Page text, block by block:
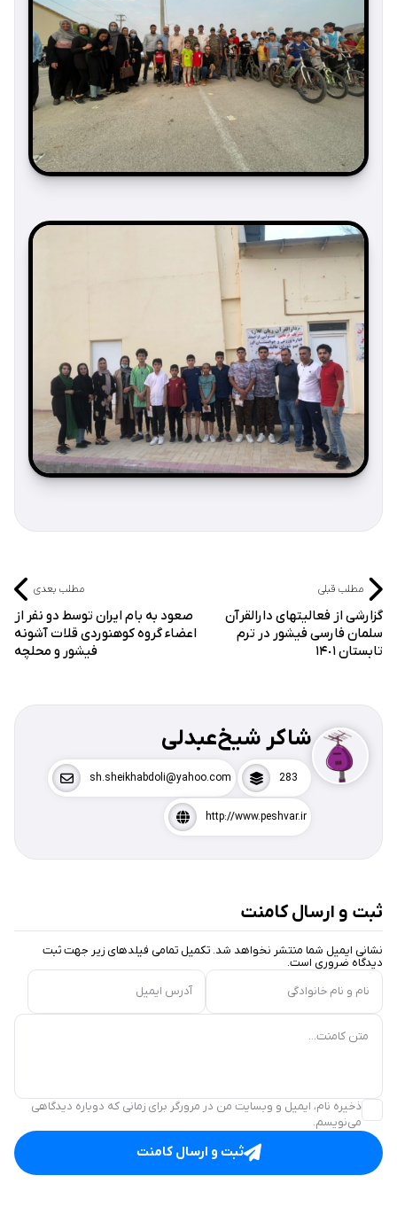
مطلب قبلی
گزارشی از فعالیتهای دارالقرآن
سلمان فارسی فیشور در ترم
تابستان ١۴٠١
مطلب بعدی
صعود به بام ایران توسط دو نفر از
اعضاء گروه کوهنوردی قلات آشونه
فیشور و محلچه
شاکر شیخ‌عبدلی
283
sh.sheikhabdoli@yahoo.com
http://www.peshvar.ir
ثبت و ارسال کامنت
نشانی ایمیل شما منتشر نخواهد شد. تکمیل تمامی فیلد‌های زیر جهت ثبت
دیدگاه ضروری است.
نام و نام خانوادگی
آدرس ایمیل
متن کامنت...
ذخیره نام، ایمیل و وبسایت من در مرورگر برای زمانی که دوباره دیدگاهی
می‌نویسم.
ثبت و ارسال کامنت